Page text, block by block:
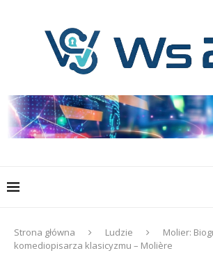
Strona główna Ludzie
Molier:
komediopisarza klasicyzmu – Molière